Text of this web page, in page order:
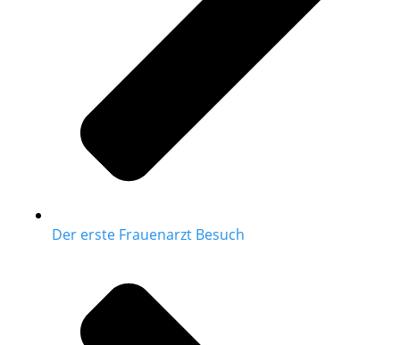
Der erste Frauenarzt Besuch